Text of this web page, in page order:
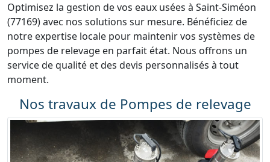
Optimisez la gestion de vos eaux usées à Saint-Siméon
(77169) avec nos solutions sur mesure. Bénéficiez de
notre expertise locale pour maintenir vos systèmes de
pompes de relevage en parfait état. Nous offrons un
service de qualité et des devis personnalisés à tout
moment.
Nos travaux de Pompes de relevage